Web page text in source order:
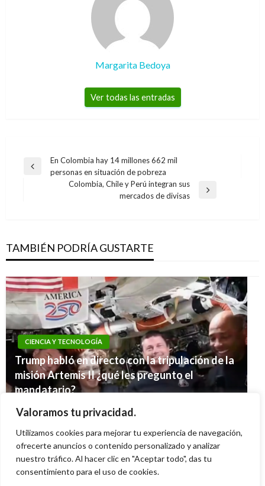
Valoramos tu privacidad.
Utilizamos cookies para mejorar tu experiencia de navegación,
ofrecerte anuncios o contenido personalizado y analizar
nuestro tráfico. Al hacer clic en "Aceptar todo", das tu
consentimiento para el uso de cookies.
Margarita Bedoya
Ver todas las entradas
Navegación
Entrada
En Colombia hay 14 millones 662 mil
personas en situación de pobreza
Colombia, Chile y Perú integran sus
mercados de divisas
TAMBIÉN PODRÍA GUSTARTE
CIENCIA Y TECNOLOGÍA
Trump habló en directo con la tripulación de la
misión Artemis II ¿qué les pregunto el
mandatario?
Ariel Cabrera martes abril 7, 2026
CIENCIA Y TECNOLOGÍA
Los menores a 25 años son los más vulnerables
CIENCIA Y TECNOLOGÍA
Colombia
Iván Briceño viernes noviembre 23, 2018
CIENCIA Y TECNOLOGÍA
Twitter está presentando fallos en varios
Iván Briceño jueves julio 26, 2012